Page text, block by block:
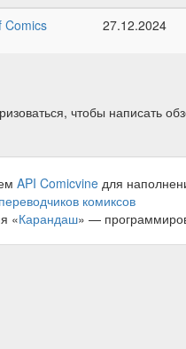
Comics 27.12.2024
чтобы написать
API Comicvine для
комиксов
«Карандаш» —